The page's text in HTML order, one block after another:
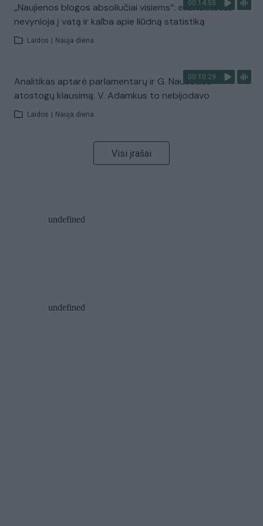
00:14:55
„Naujienos blogos absoliučiai visiems“: ekonomistas
nevynioja į vatą ir kalba apie liūdną statistiką
Laidos Nauja diena
00:10:29
Analitikas aptarė parlamentarų ir G. Nausėdos
atostogų klausimą: V. Adamkus to nebijodavo
Laidos Nauja diena
Visi įrašai